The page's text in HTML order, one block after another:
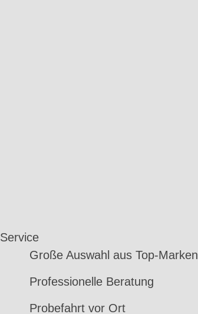
Service
Große Auswahl aus Top-Marken
Professionelle Beratung
Probefahrt vor Ort